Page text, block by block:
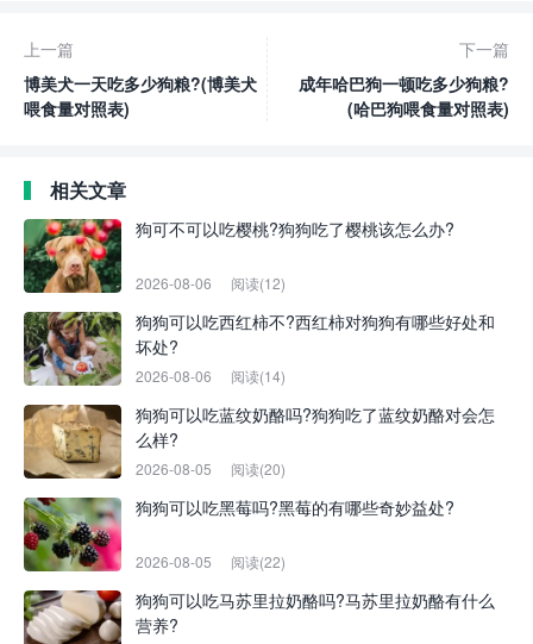
上一篇
博美犬一天吃多少狗粮?(博美犬
喂食量对照表)
下一篇
成年哈巴狗一顿吃多少狗粮?
(哈巴狗喂食量对照表)
相关文章
狗可不可以吃樱桃?狗狗吃了樱桃该怎么办?
2026-08-06 阅读(12)
狗狗可以吃西红柿不?西红柿对狗狗有哪些好处和
坏处?
2026-08-06 阅读(14)
狗狗可以吃蓝纹奶酪吗?狗狗吃了蓝纹奶酪对会怎
么样?
2026-08-05 阅读(20)
狗狗可以吃黑莓吗?黑莓的有哪些奇妙益处?
2026-08-05 阅读(22)
狗狗可以吃马苏里拉奶酪吗?马苏里拉奶酪有什么
营养?